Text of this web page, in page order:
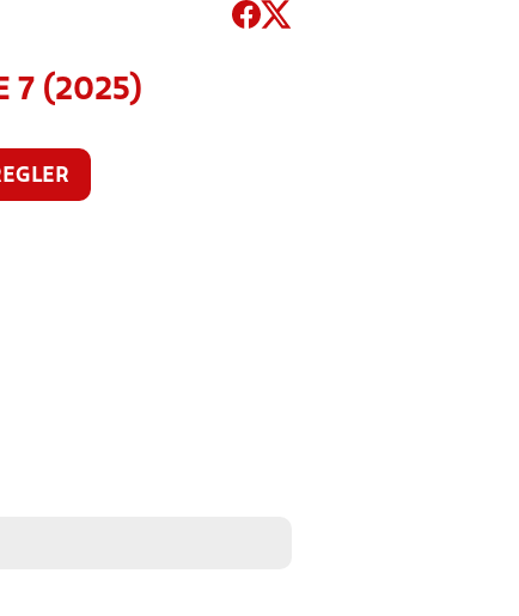
7 (2025)